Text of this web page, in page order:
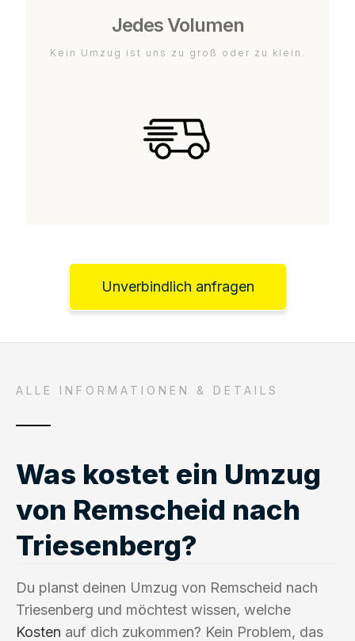
Jedes Volumen
Kein Umzug ist uns zu groß oder zu klein.
Unverbindlich anfragen
ALLE INFORMATIONEN & DETAILS
Was kostet ein Umzug
von Remscheid nach
Triesenberg?
Du planst deinen Umzug von Remscheid nach
Triesenberg und möchtest wissen, welche
Kosten auf dich zukommen? Kein Problem, das